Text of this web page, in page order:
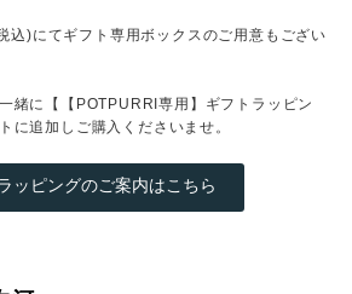
込)にてギフト専用ボックスのご用意もござい
緒に【【POTPURRI専用】ギフトラッピン
に追加しご購入くださいませ。
ッピングのご案内はこちら